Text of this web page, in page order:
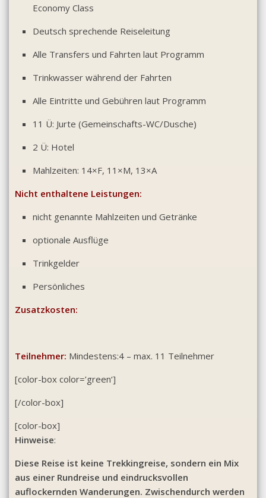
Economy Class
Deutsch sprechende Reiseleitung
Alle Transfers und Fahrten laut Programm
Trinkwasser während der Fahrten
Alle Eintritte und Gebühren laut Programm
11 Ü: Jurte (Gemeinschafts-WC/Dusche)
2 Ü: Hotel
Mahlzeiten: 14×F, 11×M, 13×A
Nicht enthaltene Leistungen:
nicht genannte Mahlzeiten und Getränke
optionale Ausflüge
Trinkgelder
Persönliches
Zusatzkosten:
Teilnehmer: Mindestens:4 – max. 11 Teilnehmer
[color-box color=’green‘]
[/color-box]
[color-box]
Hinweise:
Diese Reise ist keine Trekkingreise, sondern ein Mix
aus einer Rundreise und eindrucksvollen
auflockernden Wanderungen. Zwischendurch werden